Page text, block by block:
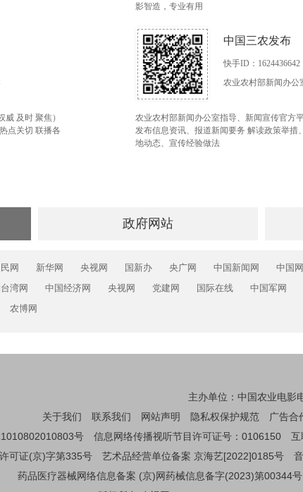
影智造，专业有用
及时 聚焦）
点关切 联播各
中国三农发布
快手ID：1624436642
农业农村部新闻办公
农业农村部新闻办公室指导、新闻宣传官方
发布信息资讯、报道新闻要务 解读政策举措
地动态、宣传经验做法
政府网站
网 新华网 央视网 国新办 央广网 中国新闻网 中国网
湾网 中国经济网 央视网 党建网 国际在线 中国军网
农博网
主办单位：中国农业电影
关于我们
联系我们 网站声明 隐私权保护规范 广告合
号 信息网络传播视听节目许可证号：0106150 互
可证(京)字第335号 艺术品经营单位备案 京海艺[2022]0185号
药品医疗器械网络信息备案 (京)网药械信息备字(2023)第00344号